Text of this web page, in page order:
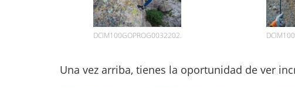
DCIM100GOPROG0032202.
Una vez arriba, tienes la oportunidad de ver